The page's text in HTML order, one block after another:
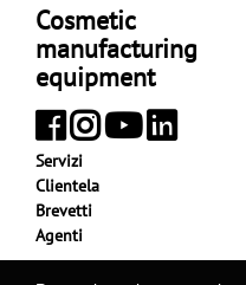
Cosmetic
manufacturing
equipment
Servizi
Clientela
Brevetti
Agenti